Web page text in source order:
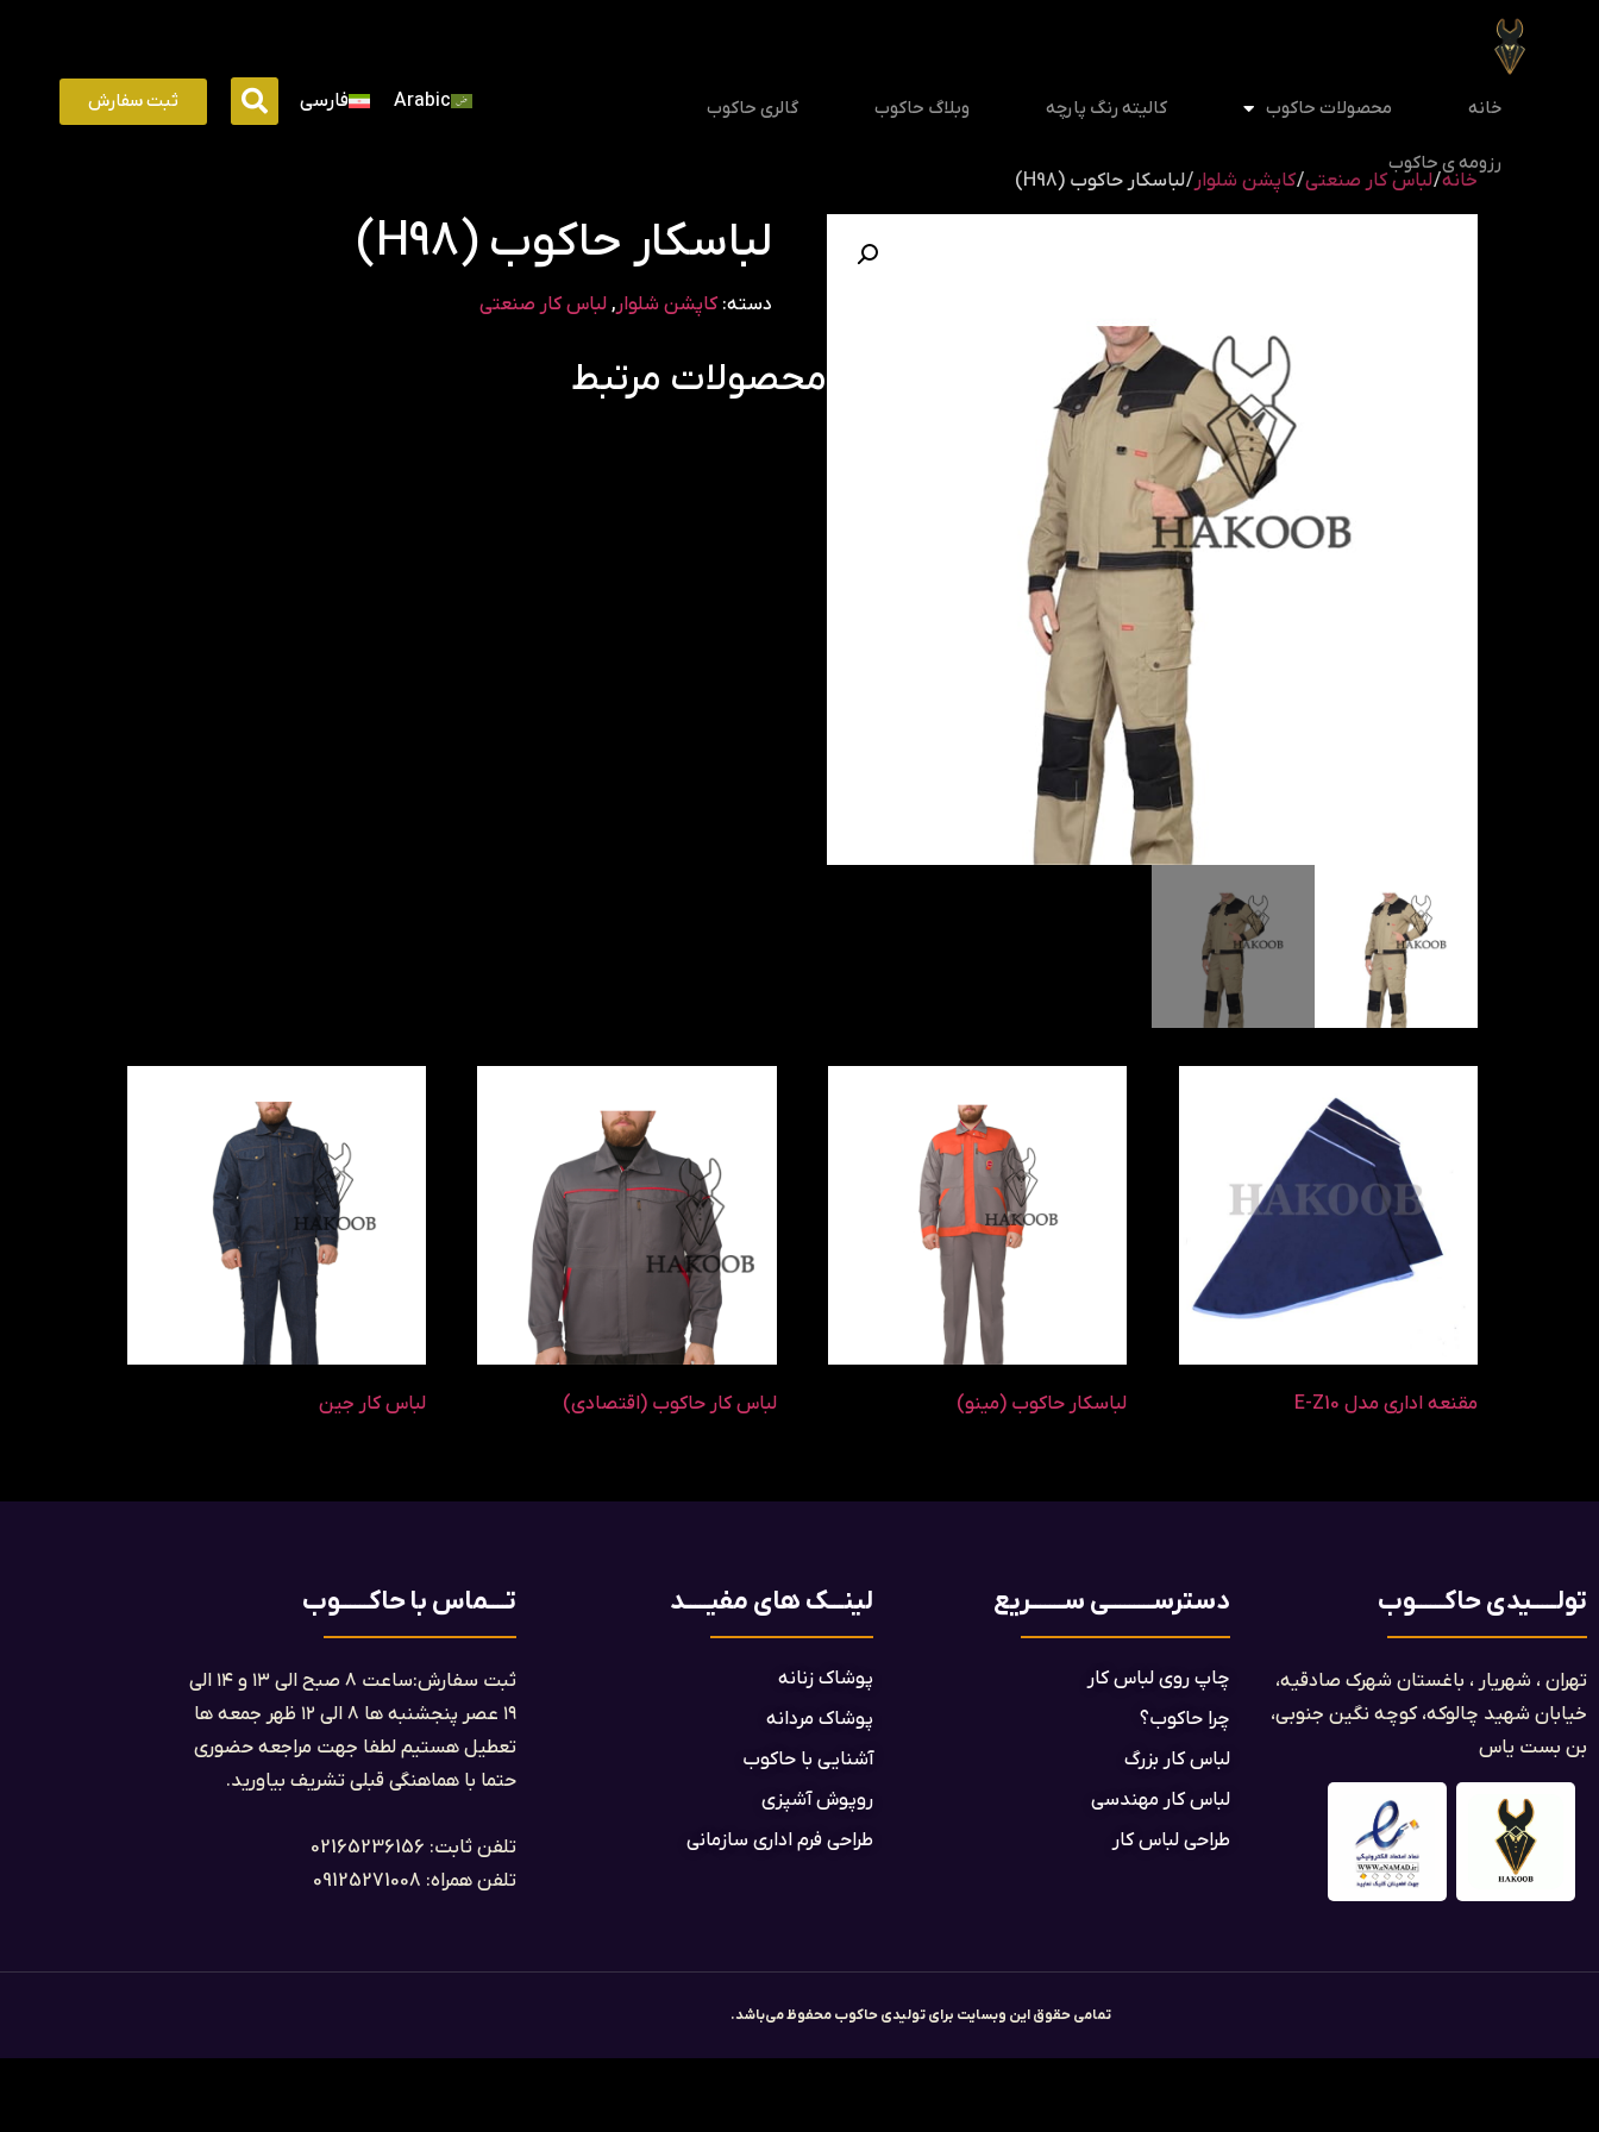
خانه محصولات حاکوب کالیته رنگ پارچه وبلاگ حاکوب گالری حاکوب
رزومه ی حاکوب
Arabic فارسی ثبت سفارش
خانه/لباس کار صنعتی/کاپشن شلوار / لباسکار حاکوب (H98)
لباسکار حاکوب (H98)
دسته:کاپشن شلوار , لباس کار صنعتی
محصولات مرتبط
مقنعه اداری مدل E-Z10 لباسکار حاکوب (مینو) لباس کار حاکوب (اقتصادی) لباس کار جین
تولـــــیدی حاکــــــوب
تهران ، شهریار ، باغستان شهرک صادقیه،
خیابان شهید چالوکه، کوچه نگین جنوبی،
بن بست یاس​
دسترســـــــــی ســـــــریع
چاپ روی لباس کار
چرا حاکوب؟
لباس کار بزرگ
لباس کار مهندسی
طراحی لباس کار
لینـــک های مفیـــــد
پوشاک زنانه
پوشاک مردانه
آشنایی با حاکوب
روپوش آشپزی
طراحی فرم اداری سازمانی
تــــماس با حاکــــــوب
ثبت سفارش:ساعت ۸ صبح الی ۱۳ و ۱۴ الی
۱۹ عصر پنجشنبه ها ۸ الی ۱۲ ظهر جمعه ها
تعطیل هستیم لطفا جهت مراجعه حضوری
حتما با هماهنگی قبلی تشریف بیاورید.
تلفن ثابت: 02165236156
تلفن همراه: 09125271008
تمامی حقوق این وبسایت برای تولیدی حاکوب محفوظ می‌باشد.